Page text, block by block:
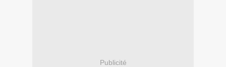
Publicité